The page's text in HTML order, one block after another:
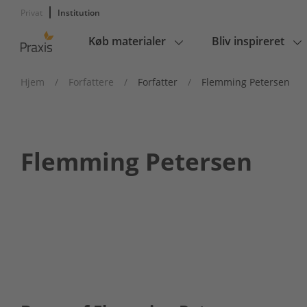
Privat Institution
Main
Køb materialer Bliv inspireret
Hjem / Forfattere / Forfatter / Flemming Petersen
Flemming Petersen